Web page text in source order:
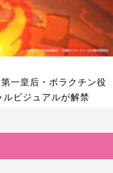
一皇后・ボラクチン役
ビジュアルが解禁